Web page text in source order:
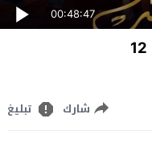
00:48:47
شارك تبليغ